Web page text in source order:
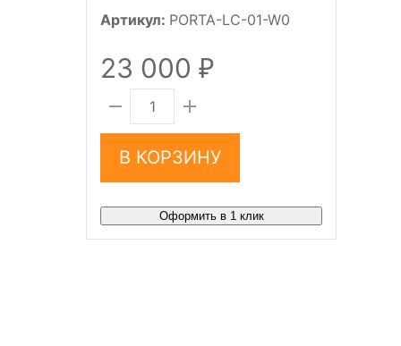
Артикул: PORTA-LC-01-W0
23 000 ₽
В КОРЗИНУ
Оформить в 1 клик